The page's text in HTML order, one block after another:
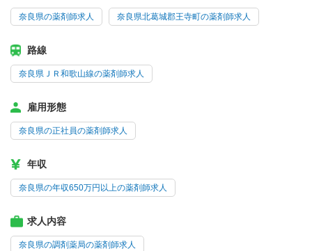
奈良県の薬剤師求人 奈良県北葛城郡王寺町の薬剤師求人
路線
奈良県ＪＲ和歌山線の薬剤師求人
雇用形態
奈良県の正社員の薬剤師求人
年収
奈良県の年収650万円以上の薬剤師求人
求人内容
奈良県の調剤薬局の薬剤師求人